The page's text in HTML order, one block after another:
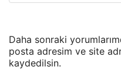
Daha sonraki
posta adresim ve site
kaydedilsin.